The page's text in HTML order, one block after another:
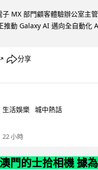
MX 部門顧客體驗辦公室主
推動 Galaxy AI 邁向全自動化
↗ 分享
生活娛樂 城中熱話
22 小時
門的士拾相機 據